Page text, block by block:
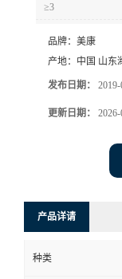
≥3
品牌： 美康
产地： 中国 山东
发布日期：
更新日期：
产品详请
种类